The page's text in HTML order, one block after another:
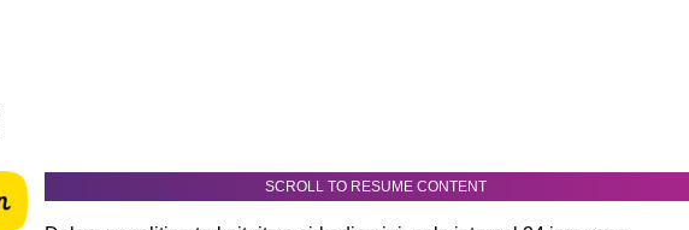
SCROLL TO RESUME CONTENT